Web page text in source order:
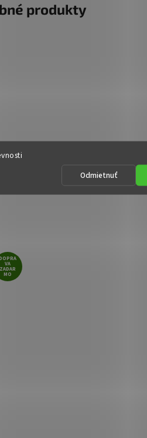
Odmietnuť
produkty
VA
ZADAR
MO